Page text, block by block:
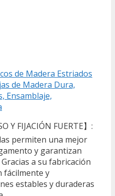
de Madera Estriados
de Madera Dura,
Ensamblaje,
Y FIJACIÓN FUERTE】:
permiten una mejor
y garantizan
a su fabricación
fácilmente y
estables y duraderas